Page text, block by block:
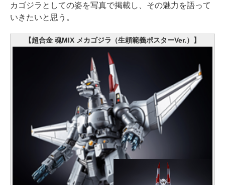
カゴジラとしての姿を写真で掲載し、その魅力を語って
いきたいと思う。
【超合金 魂MIX メカゴジラ（生頼範義ポスターVer.）】